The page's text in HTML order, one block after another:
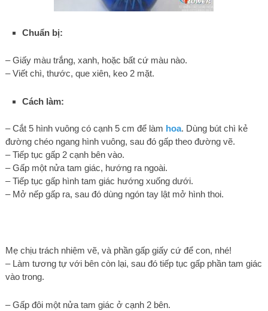
Chuẩn bị:
– Giấy màu trắng, xanh, hoặc bất cứ màu nào.
– Viết chì, thước, que xiên, keo 2 mặt.
Cách làm:
– Cắt 5 hình vuông có cạnh 5 cm để làm hoa. Dùng bút chì kẻ
đường chéo ngang hình vuông, sau đó gấp theo đường vẽ.
– Tiếp tục gấp 2 cạnh bên vào.
– Gấp một nửa tam giác, hướng ra ngoài.
– Tiếp tục gấp hình tam giác hướng xuống dưới.
– Mở nếp gấp ra, sau đó dùng ngón tay lật mở hình thoi.
Mẹ chịu trách nhiệm vẽ, và phần gấp giấy cứ để con, nhé!
– Làm tương tự với bên còn lại, sau đó tiếp tục gấp phần tam giác
vào trong.
– Gấp đôi một nửa tam giác ở cạnh 2 bên.